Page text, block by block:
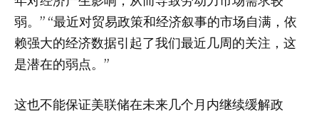
弱。” “最近对贸易政策和经济叙事的市场自满，依
赖强大的经济数据引起了我们最近几周的关注，这
是潜在的弱点。”
这也不能保证美联储在未来几个月内继续缓解政